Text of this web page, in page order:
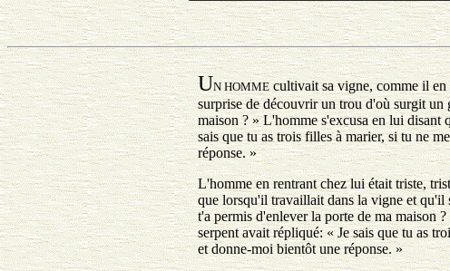
UN HOMMEcultivait sa vigne, comme il en
surprise de découvrir un trou d'où surgit un
maison ? » L'homme s'excusa en lui disant
sais que tu as trois filles à marier, si tu ne
réponse. »
L'homme en rentrant chez lui était triste,
que lorsqu'il travaillait dans la vigne et qu'il
t'a permis d'enlever la porte de ma maison
serpent avait répliqué: « Je sais que tu as
et donne-moi bientôt une réponse. »